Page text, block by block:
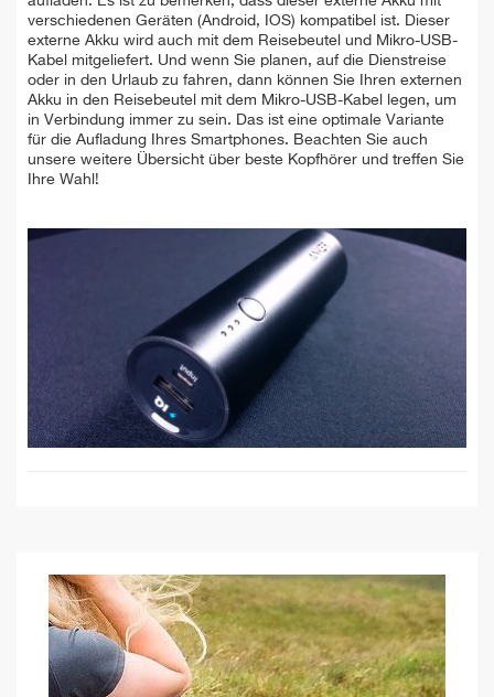
verschiedenen Geräten (Android, IOS) kompatibel ist. Dieser
externe Akku wird auch mit dem Reisebeutel und Mikro-USB-
Kabel mitgeliefert. Und wenn Sie planen, auf die Dienstreise
oder in den Urlaub zu fahren, dann können Sie Ihren externen
Akku in den Reisebeutel mit dem Mikro-USB-Kabel legen, um
in Verbindung immer zu sein. Das ist eine optimale Variante
für die Aufladung Ihres Smartphones. Beachten Sie auch
unsere weitere Übersicht über beste Kopfhörer und treffen Sie
Ihre Wahl!